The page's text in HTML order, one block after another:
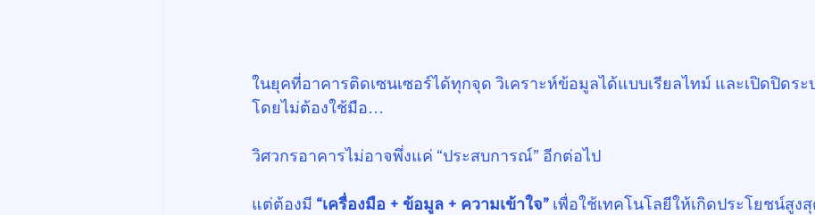
ในยุคที่อาคารติดเซนเซอร์ได้ทุกจุด วิเคราะห์ข้อมูลได้แบบเรียลไทม์ และเปิดปิดร
โดยไม่ต้องใช้มือ…
วิศวกรอาคารไม่อาจพึ่งแค่ “ประสบการณ์” อีกต่อไป
แต่ต้องมี “เครื่องมือ + ข้อมูล + ความเข้าใจ” เพื่อใช้เทคโนโลยีให้เกิดประโยชน์สูง